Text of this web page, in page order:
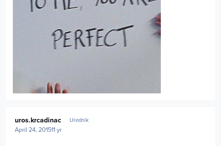
uros.krcadinac Urednik
April 24, 201511 yr